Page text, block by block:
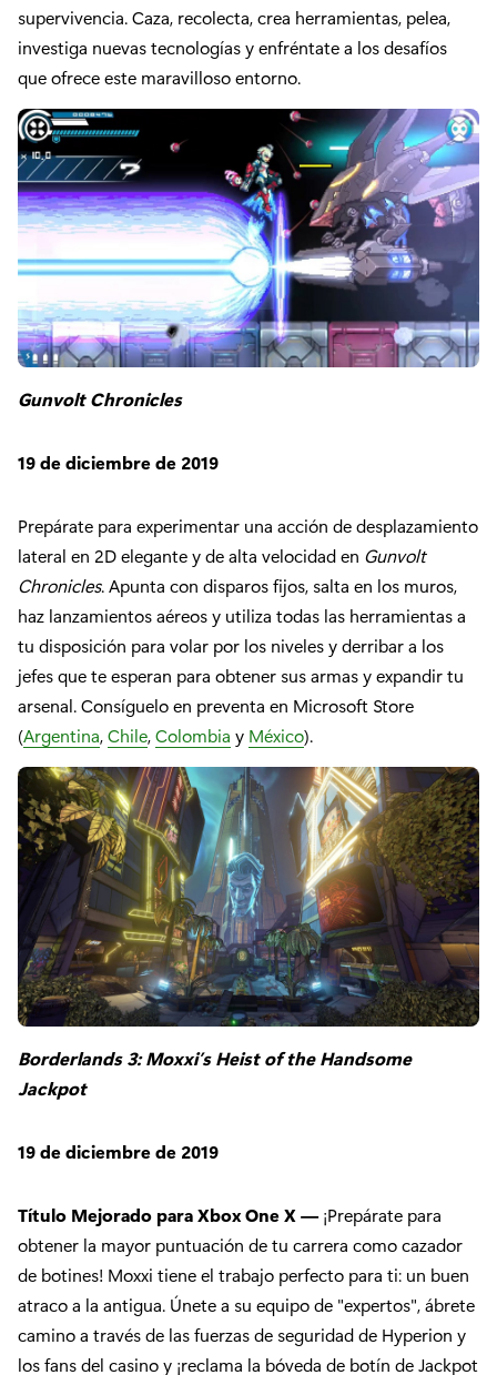
supervivencia. Caza, recolecta, crea herramientas, pelea,
investiga nuevas tecnologías y enfréntate a los desafíos
que ofrece este maravilloso entorno.
Gunvolt Chronicles
19 de diciembre de 2019
Prepárate para experimentar una acción de desplazamiento
lateral en 2D elegante y de alta velocidad en Gunvolt
Chronicles. Apunta con disparos fijos, salta en los muros,
haz lanzamientos aéreos y utiliza todas las herramientas a
tu disposición para volar por los niveles y derribar a los
jefes que te esperan para obtener sus armas y expandir tu
arsenal. Consíguelo en preventa en Microsoft Store
(Argentina,Chile,Colombia y México).
Borderlands 3: Moxxi’s Heist of the Handsome
Jackpot
19 de diciembre de 2019
Título Mejorado para Xbox One X —¡Prepárate para
obtener la mayor puntuación de tu carrera como cazador
de botines! Moxxi tiene el trabajo perfecto para ti: un buen
atraco a la antigua. Únete a su equipo de "expertos", ábrete
camino a través de las fuerzas de seguridad de Hyperion y
los fans del casino y ¡reclama la bóveda de botín de Jackpot